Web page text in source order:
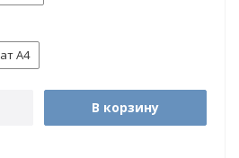
А4
В корзину